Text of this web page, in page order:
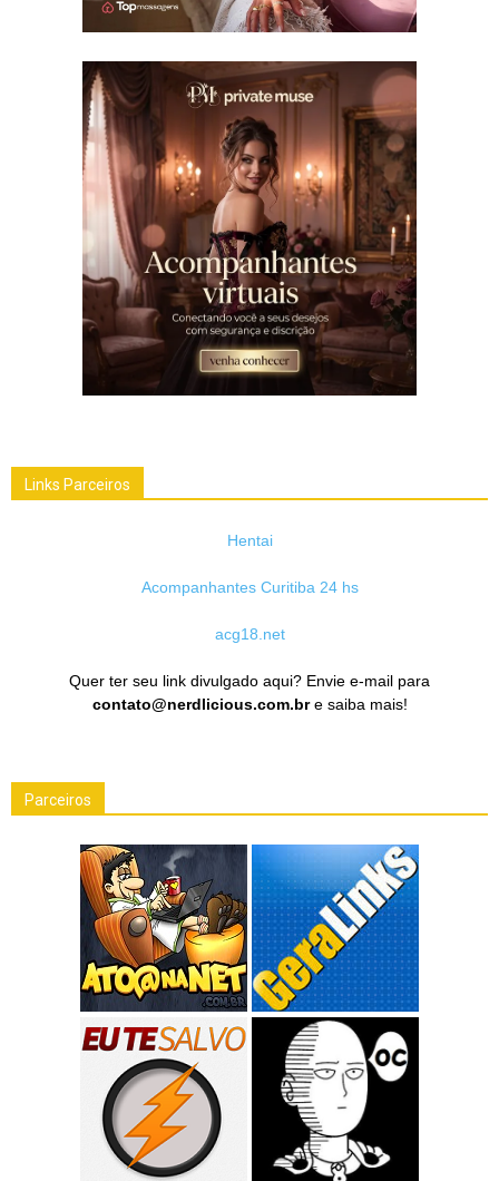
Links Parceiros
Hentai
Acompanhantes Curitiba 24 hs
acg18.net
Quer ter seu link divulgado aqui? Envie e-mail para
contato@nerdlicious.com.bre saiba mais!
Parceiros